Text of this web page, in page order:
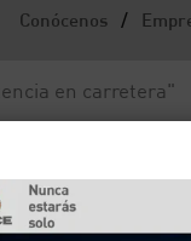
Conócenos /